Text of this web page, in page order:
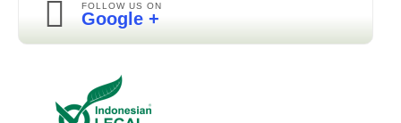
FOLLOW US ON
Google +